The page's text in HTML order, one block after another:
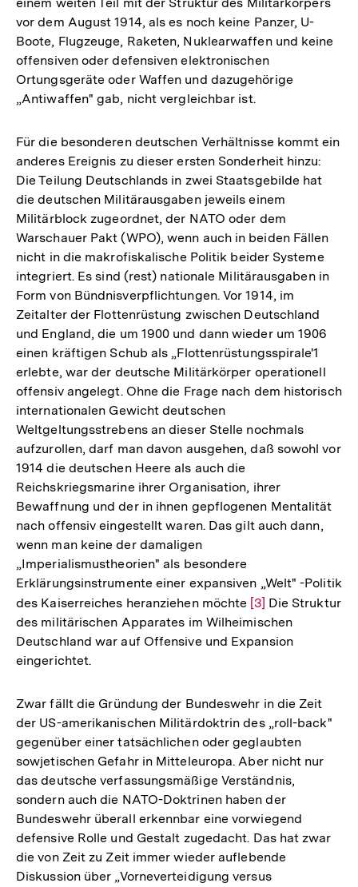
vor dem August 1914, als es noch keine Panzer, U-
Boote, Flugzeuge, Raketen, Nuklearwaffen und keine
offensiven oder defensiven elektronischen
Ortungsgeräte oder Waffen und dazugehörige
„Antiwaffen" gab, nicht vergleichbar ist.
Für die besonderen deutschen Verhältnisse kommt ein
anderes Ereignis zu dieser ersten Sonderheit hinzu:
Die Teilung Deutschlands in zwei Staatsgebilde hat
die deutschen Militärausgaben jeweils einem
Militärblock zugeordnet, der NATO oder dem
Warschauer Pakt (WPO), wenn auch in beiden Fällen
nicht in die makrofiskalische Politik beider Systeme
integriert. Es sind (rest) nationale Militärausgaben in
Form von Bündnisverpflichtungen. Vor 1914, im
Zeitalter der Flottenrüstung zwischen Deutschland
und England, die um 1900 und dann wieder um 1906
einen kräftigen Schub als „Flottenrüstungsspirale'1
erlebte, war der deutsche Militärkörper operationell
offensiv angelegt. Ohne die Frage nach dem historisch
internationalen Gewicht deutschen
Weltgeltungsstrebens an dieser Stelle nochmals
aufzurollen, darf man davon ausgehen, daß sowohl vor
1914 die deutschen Heere als auch die
Reichskriegsmarine ihrer Organisation, ihrer
Bewaffnung und der in ihnen gepflogenen Mentalität
nach offensiv eingestellt waren. Das gilt auch dann,
wenn man keine der damaligen
„Imperialismustheorien" als besondere
Erklärungsinstrumente einer expansiven „Welt" -Politik
des Kaiserreiches heranziehen möchte Zur
Auflösung
der
[3] Die Struktur
des militärischen Apparates im Wilheimischen
Deutschland war auf Offensive und Expansion
eingerichtet.
Zwar fällt die Gründung der Bundeswehr in die Zeit
der US-amerikanischen Militärdoktrin des „roll-back"
gegenüber einer tatsächlichen oder geglaubten
sowjetischen Gefahr in Mitteleuropa. Aber nicht nur
das deutsche verfassungsmäßige Verständnis,
sondern auch die NATO-Doktrinen haben der
Bundeswehr überall erkennbar eine vorwiegend
defensive Rolle und Gestalt zugedacht. Das hat zwar
die von Zeit zu Zeit immer wieder auflebende
Diskussion über „Vorneverteidigung versus